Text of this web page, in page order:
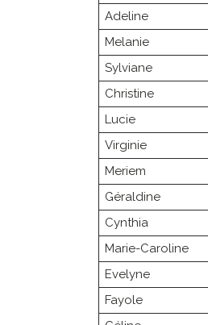
Adeline
Melanie
Sylviane
Christine
Lucie
Virginie
Meriem
Géraldine
Cynthia
Marie-Caroline
Evelyne
Fayole